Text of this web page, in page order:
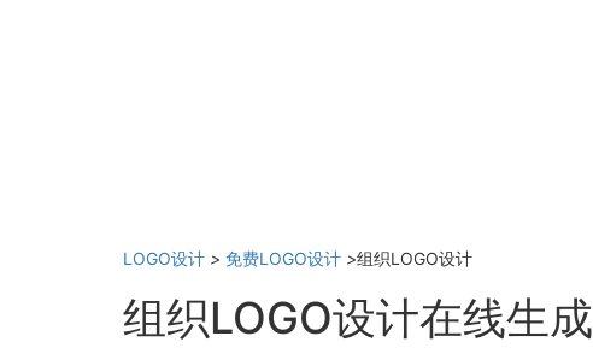
LOGO设计 > 免费LOGO设计 >组织LOGO设计
组织LOGO设计在线生成